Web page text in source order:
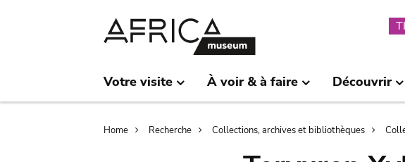
Votre visite À voir & à faire Découvrir
Breadcrumb
Home Recherche Collections, archives et bibliothèques